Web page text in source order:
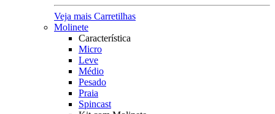
Veja mais Carretilhas
Molinete
Característica
Micro
Leve
Médio
Pesado
Praia
Spincast